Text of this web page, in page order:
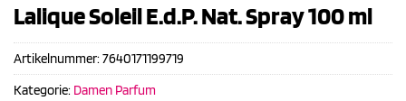
Lalique Soleil E.d.P. Nat. Spray 100 ml
Artikelnummer: 7640171199719
Kategorie: Damen Parfum